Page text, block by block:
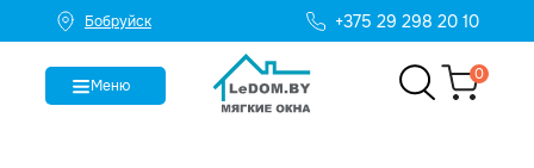
Бобруйск +375 29 298 20 10
Меню
0